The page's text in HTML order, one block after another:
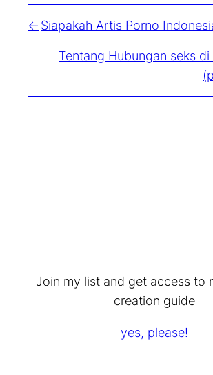
Siapakah Artis Porno
Tentang Hubungan seks di
Join my list and get access to
creation guide
yes, please!